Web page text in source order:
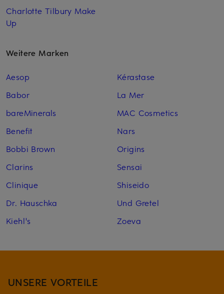
Charlotte Tilbury Make
Up
Weitere Marken
Aesop
Babor
bareMinerals
Benefit
Bobbi Brown
Clarins
Clinique
Dr. Hauschka
Kiehl's
Kérastase
La Mer
MAC Cosmetics
Nars
Origins
Sensai
Shiseido
Und Gretel
Zoeva
UNSERE VORTEILE